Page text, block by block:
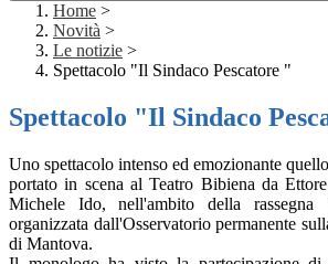
Home >
Novità >
Le notizie >
Spettacolo "Il Sindaco Pescatore "
Spettacolo "Il Sindaco
Uno spettacolo intenso ed emozionante
portato in scena al Teatro Bibiena da
Michele Ido, nell'ambito della rassegna
organizzata dall'Osservatorio permanente
di Mantova.